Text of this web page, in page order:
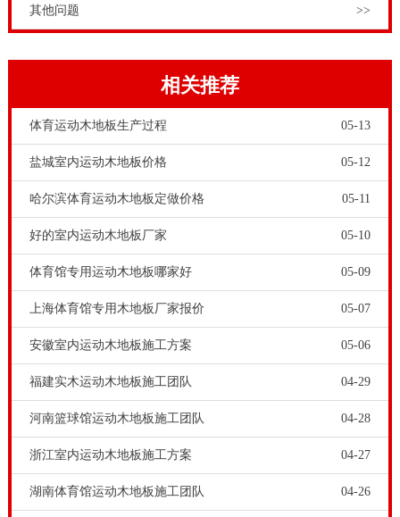
强。虽然说体育木地板也可以铺装居家建筑。但是家里
育木地板。毕竟体育木地板的采购价格更高。
大家知道为什么，市场上的运动木地板采购价格要比家
装木地板价格高呢？因为在室内体育场馆，举行的都是
各项体育运动项目，体育运动过程比较激烈，会产生大
所以体育木地板的生产工艺较为复杂，生产成本也比家
装木地板高。舞台木地板品牌-硬木企口篮球木地板施工
定，必须木地板具备延展性；网球、羽毛球馆的木地板
其他问题 >>
相关推荐
体育运动木地板生产过程 05-13
盐城室内运动木地板价格 05-12
哈尔滨体育运动木地板定做价格 05-11
好的室内运动木地板厂家 05-10
体育馆专用运动木地板哪家好 05-09
上海体育馆专用木地板厂家报价 05-07
安徽室内运动木地板施工方案 05-06
福建实木运动木地板施工团队 04-29
河南篮球馆运动木地板施工团队 04-28
浙江室内运动木地板施工方案 04-27
湖南体育馆运动木地板施工团队 04-26